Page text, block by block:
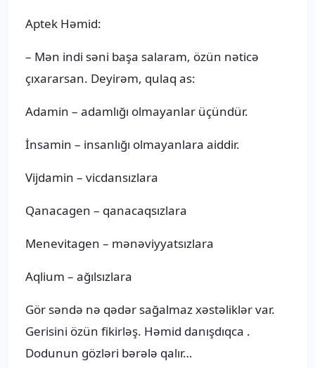
Aptek Həmid:
– Mən indi səni başa salaram, özün nəticə
çıxararsan. Deyirəm, qulaq as:
Adamin – adamlığı olmayanlar üçündür.
İnsamin – insanlığı olmayanlara aiddir.
Vijdamin – vicdansızlara
Qanacagen – qanacaqsızlara
Menevitagen – mənəviyyatsızlara
Aqlium – ağılsızlara
Gör səndə nə qədər sağalmaz xəstəliklər var.
Gerisini özün fikirləş. Həmid danışdıqca .
Dodunun gözləri bərələ qalır…